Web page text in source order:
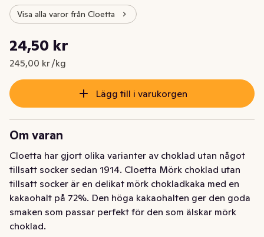
Visa alla varor från Cloetta
Nuvarande pris är: 24,50 kr
24,50 kr
245,00 kr /kg
Styckpris: 245,00 kr /kg
Lägg till i varukorgen
Om varan
Cloetta har gjort olika varianter av choklad utan något
tillsatt socker sedan 1914. Cloetta Mörk choklad utan
tillsatt socker är en delikat mörk chokladkaka med en
kakaohalt på 72%. Den höga kakaohalten ger den goda
smaken som passar perfekt för den som älskar mörk
choklad.